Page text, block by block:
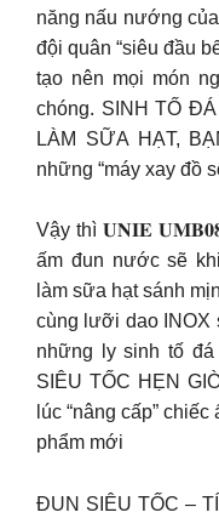
năng nấu nướng
đội quân “siêu đầu
tạo nên mọi món
chóng. SINH TỐ
LÀM SỮA HẠT,
những “máy xay đồ
Vậy thì 𝐔𝐍𝐈𝐄
ấm đun nước sẽ
làm sữa hạt sánh
cùng lưỡi dao INOX
những ly sinh tố đá
SIÊU TỐC HẸN
lúc “nâng cấp”
phẩm mới
ĐUN SIÊU TỐC –